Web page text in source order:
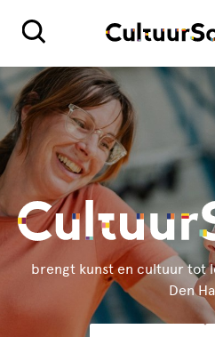
brengt kunst en cultuur tot
Den